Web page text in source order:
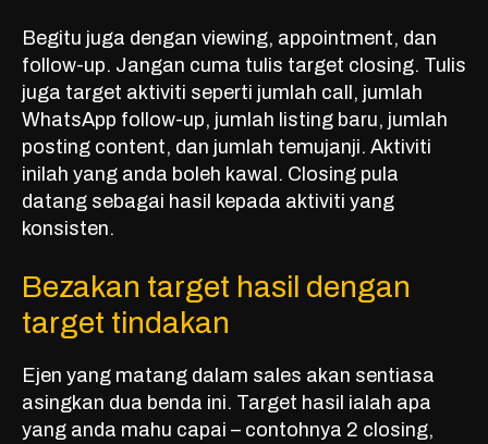
Begitu juga dengan viewing, appointment, dan
follow-up. Jangan cuma tulis target closing. Tulis
juga target aktiviti seperti jumlah call, jumlah
WhatsApp follow-up, jumlah listing baru, jumlah
posting content, dan jumlah temujanji. Aktiviti
inilah yang anda boleh kawal. Closing pula
datang sebagai hasil kepada aktiviti yang
konsisten.
Bezakan target hasil dengan
target tindakan
Ejen yang matang dalam sales akan sentiasa
asingkan dua benda ini. Target hasil ialah apa
yang anda mahu capai – contohnya 2 closing,